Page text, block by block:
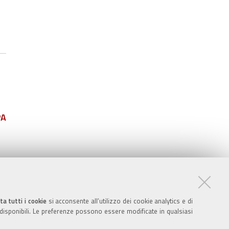
tutti i cookiesi acconsente all’utilizzo dei cookie analytics e di
Le preferenze possono essere modificate in qualsiasi